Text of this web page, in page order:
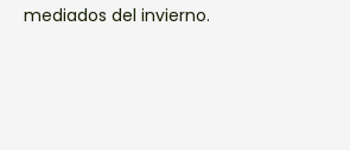
mediados del invierno.